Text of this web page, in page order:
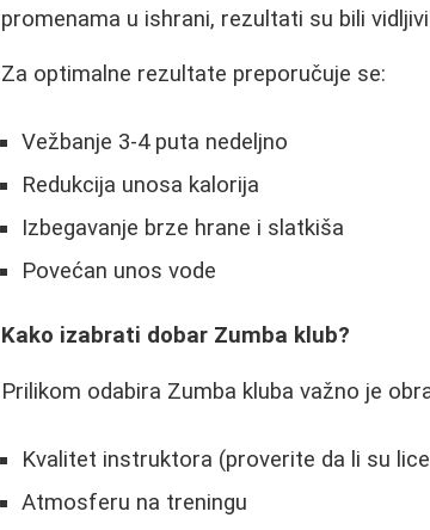
promenama u ishrani, rezultati su bili
Za optimalne rezultate preporučuje se:
Vežbanje 3-4 puta nedeljno
Redukcija unosa kalorija
Izbegavanje brze hrane i slatkiša
Povećan unos vode
Kako izabrati dobar Zumba klub?
Prilikom odabira Zumba kluba važno je
Kvalitet instruktora (proverite da li su
Atmosferu na treningu